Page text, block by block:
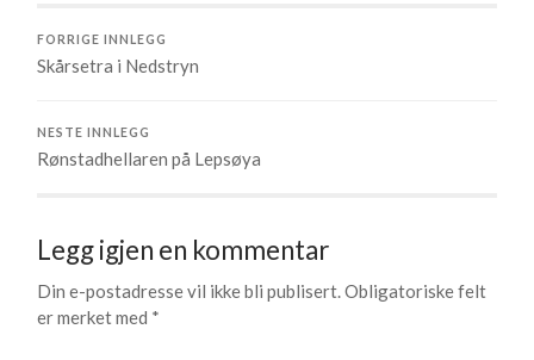
FORRIGE INNLEGG
Skårsetra i Nedstryn
NESTE INNLEGG
Rønstadhellaren på Lepsøya
Legg igjen en kommentar
Din e-postadresse vil ikke bli publisert.Obligatoriske felt
er merket med *